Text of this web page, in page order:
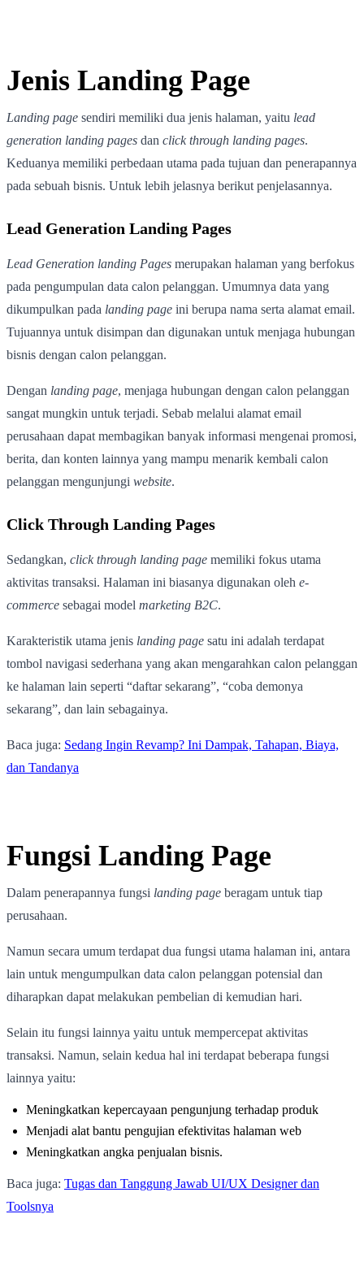
Jenis Landing Page
Landing page sendiri memiliki dua jenis halaman, yaitu lead
generation landing pages dan click through landing pages.
Keduanya memiliki perbedaan utama pada tujuan dan penerapannya
pada sebuah bisnis. Untuk lebih jelasnya berikut penjelasannya.
Lead Generation Landing Pages
Lead Generation landing Pages merupakan halaman yang berfokus
pada pengumpulan data calon pelanggan. Umumnya data yang
dikumpulkan pada landing page ini berupa nama serta alamat email.
Tujuannya untuk disimpan dan digunakan untuk menjaga hubungan
bisnis dengan calon pelanggan.
Dengan landing page, menjaga hubungan dengan calon pelanggan
sangat mungkin untuk terjadi. Sebab melalui alamat email
perusahaan dapat membagikan banyak informasi mengenai promosi,
berita, dan konten lainnya yang mampu menarik kembali calon
pelanggan mengunjungi website.
Click Through Landing Pages
Sedangkan, click through landing page memiliki fokus utama
aktivitas transaksi. Halaman ini biasanya digunakan oleh e-
commerce sebagai model marketing B2C.
Karakteristik utama jenis landing page satu ini adalah terdapat
tombol navigasi sederhana yang akan mengarahkan calon pelanggan
ke halaman lain seperti “daftar sekarang”, “coba demonya
sekarang”, dan lain sebagainya.
Baca juga: Sedang Ingin Revamp? Ini Dampak, Tahapan, Biaya,
dan Tandanya
Fungsi Landing Page
Dalam penerapannya fungsi landing page beragam untuk tiap
perusahaan.
Namun secara umum terdapat dua fungsi utama halaman ini, antara
lain untuk mengumpulkan data calon pelanggan potensial dan
diharapkan dapat melakukan pembelian di kemudian hari.
Selain itu fungsi lainnya yaitu untuk mempercepat aktivitas
transaksi. Namun, selain kedua hal ini terdapat beberapa fungsi
lainnya yaitu:
Meningkatkan kepercayaan pengunjung terhadap produk
Menjadi alat bantu pengujian efektivitas halaman web
Meningkatkan angka penjualan bisnis.
Baca juga: Tugas dan Tanggung Jawab UI/UX Designer dan
Toolsnya